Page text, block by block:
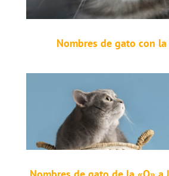
Nombres de gato con